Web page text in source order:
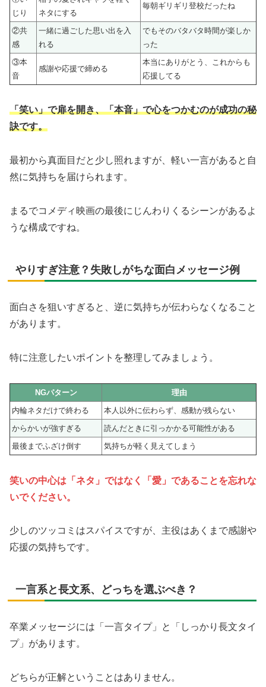
じり
ネタにする
毎朝ギリギリ登校だったね
②共
感
一緒に過ごした思い出を入
れる
でもそのバタバタ時間が楽しか
った
③本
音
感謝や応援で締める
本当にありがとう、これからも
応援してる
「笑い」で扉を開き、「本音」で心をつかむのが成功の秘
訣です。
最初から真面目だと少し照れますが、軽い一言があると自
然に気持ちを届けられます。
まるでコメディ映画の最後にじんわりくるシーンがあるよ
うな構成ですね。
やりすぎ注意？失敗しがちな面白メッセージ例
面白さを狙いすぎると、逆に気持ちが伝わらなくなること
があります。
特に注意したいポイントを整理してみましょう。
NGパターン
理由
内輪ネタだけで終わる
本人以外に伝わらず、感動が残らない
からかいが強すぎる
読んだときに引っかかる可能性がある
最後までふざけ倒す
気持ちが軽く見えてしまう
笑いの中心は「ネタ」ではなく「愛」であることを忘れな
いでください。
少しのツッコミはスパイスですが、主役はあくまで感謝や
応援の気持ちです。
一言系と長文系、どっちを選ぶべき？
卒業メッセージには「一言タイプ」と「しっかり長文タイ
プ」があります。
どちらが正解ということはありません。